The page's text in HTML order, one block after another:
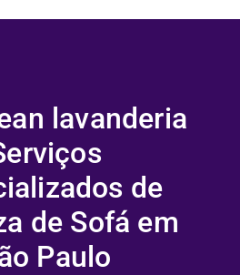
lavanderia
de
de Sofá em
Paulo